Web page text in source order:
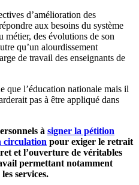
d’amélioration des
aux besoins du système
métier, des évolutions de son
qu’un alourdissement
de travail des enseignants de
que l’éducation nationale mais il
pas à être appliqué dans
à signer la pétition
circulation pour exiger le retrait
et l’ouverture de véritables
permettant notamment
services.